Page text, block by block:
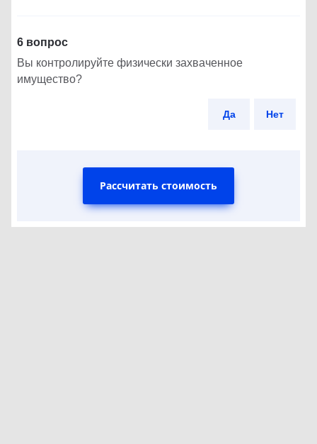
6 вопрос
Вы контролируйте физически захваченное
имущество?
Да Нет
Рассчитать стоимость